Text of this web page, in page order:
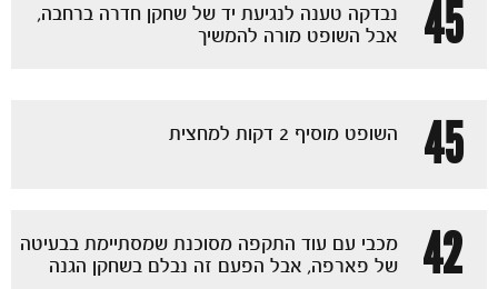
45
נבדקה טענה לנגיעת יד של שחקן חדרה ברחבה,
אבל השופט מורה להמשיך
45 השופט מוסיף 2 דקות למחצית
42
מכבי עם עוד התקפה מסוכנת שמסתיימת בבעיטה
של פארפה, אבל הפעם זה נבלם בשחקן הגנה